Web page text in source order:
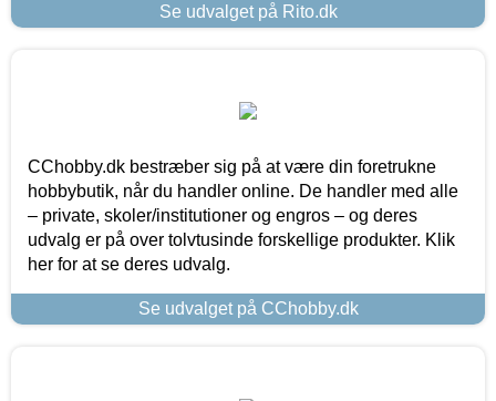
Se udvalget på Rito.dk
CChobby.dk bestræber sig på at være din foretrukne
hobbybutik, når du handler online. De handler med alle
– private, skoler/institutioner og engros – og deres
udvalg er på over tolvtusinde forskellige produkter. Klik
her for at se deres udvalg.
Se udvalget på CChobby.dk